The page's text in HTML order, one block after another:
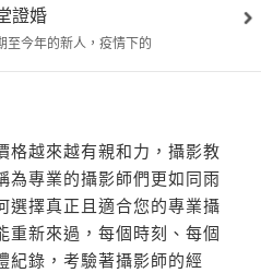
證婚
至今年的新人，疫情下的
格越來越有親和力，攝影教
為專業的攝影師們更如同雨
選擇真正且適合您的專業攝
重新來過，每個時刻、每個
紀錄，考驗著攝影師的經